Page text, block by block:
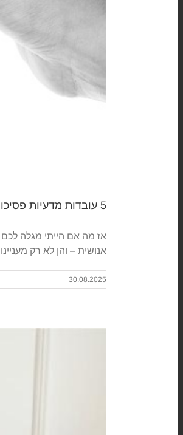
5 עובדות מדעיות פסיכולוגיות שיכולות לשנות לכם את החיים
אז מה אם הייתי מגלה לכם
אנושית – והן לא רק
30.08.2025